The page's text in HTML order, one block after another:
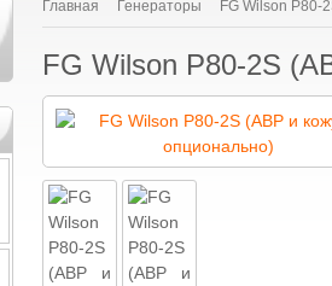
Главная Генераторы FG Wilson P80-
FG Wilson P80-2S